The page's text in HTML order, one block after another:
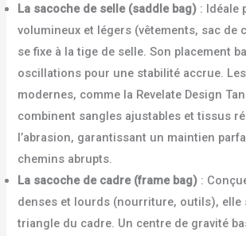
La sacoche de selle (saddle bag) : Idéale
volumineux et légers (vêtements, sac de
se fixe à la tige de selle. Son placement
oscillations pour une stabilité accrue.
modernes, comme la Revelate Design
combinent sangles ajustables et tissus
l’abrasion, garantissant un maintien
chemins abrupts.
La sacoche de cadre (frame bag) :
denses et lourds (nourriture, outils), elle
triangle du cadre. Un centre de gravité